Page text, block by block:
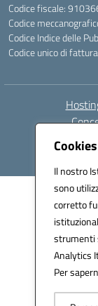
Il nostro
sono
corretto
strumenti
Analytics
Per
Codice fiscale:
Codice
Codice Indice delle
Codice unico di